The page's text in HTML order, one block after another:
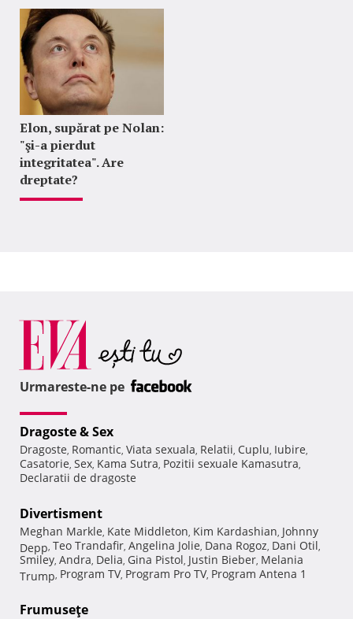
Elon, supărat pe Nolan:
"şi-a pierdut
integritatea". Are
dreptate?
Urmareste-ne pe
Dragoste & Sex
Dragoste, Romantic, Viata sexuala, Relatii, Cuplu, Iubire,
Casatorie, Sex, Kama Sutra, Pozitii sexuale Kamasutra,
Declaratii de dragoste
Divertisment
Meghan Markle, Kate Middleton, Kim Kardashian, Johnny
Depp, Teo Trandafir, Angelina Jolie, Dana Rogoz, Dani Otil,
Smiley, Andra, Delia, Gina Pistol, Justin Bieber, Melania
Trump, Program TV, Program Pro TV, Program Antena 1
Frumuseţe